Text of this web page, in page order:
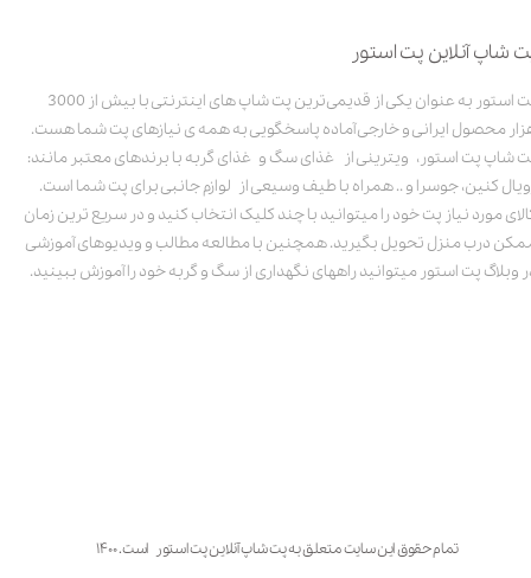
شاپ آنلاین پت استور
پت استور به عنوان یکی از قدیمی‌ترین پت شاپ های اینترنتی با بیش از 3000
محصول ایرانی و خارجی آماده پاسخگویی به همه ی نیازهای پت شما هست.
شاپ پت استور، ویترینی از غذای سگ و غذای گربه با برندهای معتبر مانند:
کنین، جوسرا و .. همراه با طیف وسیعی از لوازم جانبی برای پت شما است.
مورد نیاز پت خود را میتوانید با چند کلیک انتخاب کنید و در سریع ترین زمان
درب منزل تحویل بگیرید. همچنین با مطالعه مطالب و ویدیوهای آموزشی
وبلاگ پت استور میتوانید راههای نگهداری از سگ و گربه خود را آموزش ببینید.
تمام حقوق این سایت متعلق به پت شاپ آنلاین پت استور است. ۱۴۰۰